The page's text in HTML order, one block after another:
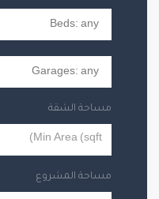
مساحة الشقة
مساحة المشروع